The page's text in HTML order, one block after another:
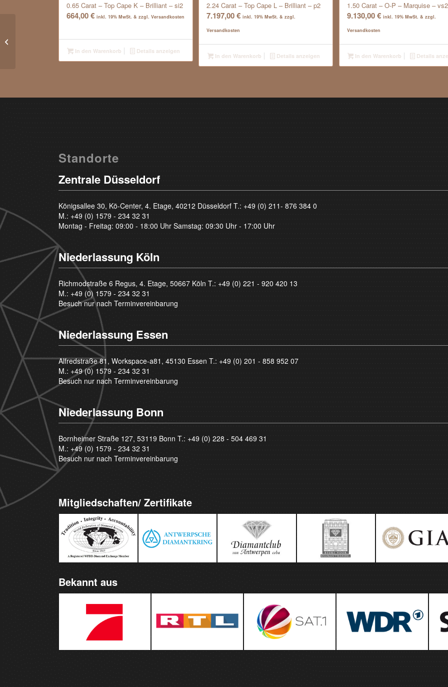
0.65 Carat – Top Cape K – Brilliant – si2
664,00€ inkl. 19% MwSt. & zzgl. Versandkosten
In den Warenkorb Details anzeigen
2.24 Carat – Top Cape L – Brilliant – p2
7.197,00€ inkl. 19% MwSt. & zzgl.
Versandkosten
In den Warenkorb Details anzeigen
1.50 Carat – O-P – Marquise – vs2
9.130,00€ inkl. 19% MwSt. & zzgl.
Versandkosten
In den Warenkorb Details
Standorte
Zentrale Düsseldorf
Königsallee 30, Kö-Center, 4. Etage, 40212 Düsseldorf T.: +49 (0) 211- 876 384 0
M.: +49 (0) 1579 - 234 32 31
Montag - Freitag: 09:00 - 18:00 Uhr Samstag: 09:30 Uhr - 17:00 Uhr
Niederlassung Köln
Richmodstraße 6 Regus, 4. Etage, 50667 Köln T.: +49 (0) 221 - 920 420 13
M.: +49 (0) 1579 - 234 32 31
Besuch nur nach Terminvereinbarung
Niederlassung Essen
Alfredstraße 81, Workspace-a81, 45130 Essen T.: +49 (0) 201 - 858 952 07
M.: +49 (0) 1579 - 234 32 31
Besuch nur nach Terminvereinbarung
Niederlassung Bonn
Bornheimer Straße 127, 53119 Bonn T.: +49 (0) 228 - 504 469 31
M.: +49 (0) 1579 - 234 32 31
Besuch nur nach Terminvereinbarung
Mitgliedschaften/ Zertifikate
Bekannt aus